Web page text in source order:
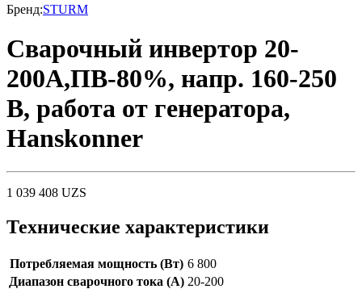
Бренд:STURM
Сварочный инвертор 20-
200А,ПВ-80%, напр. 160-250
В, работа от генератора,
Hanskonner
1 039 408 UZS
Технические характеристики
Потребляемая мощность (Вт) 6 800
Диапазон сварочного тока (А) 20-200